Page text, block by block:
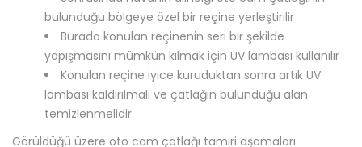
şarttır. Ancak bu sayede üst düzeyde bir tamir işleminin
yapılması mümkün olmaktadır. Bundan dolayı oto cam
çatlağı tamiri hizmeti alacaksanız mutlaka bu alanda
uzman olan bir firmayı tercih etmek durumundasınız!
Neden Profesyonel Bir Çatlak Cam
Tamiri Firmasını Tercih Etmeliyim?